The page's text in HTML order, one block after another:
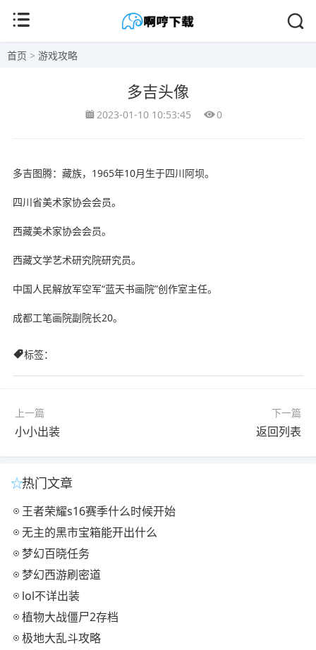
首页 > 游戏攻略
多吉头像
2023-01-10 10:53:45 0
多吉图腾：藏族，1965年10月生于四川阿坝。
四川省美术家协会会员。
西藏美术家协会会员。
西藏文学艺术研究院研究员。
中国人民解放军空军“蓝天书画院”创作室主任。
成都工笔画院副院长20。
标签：
上一篇
小小出装
下一篇
返回列表
热门文章
王者荣耀s16赛季什么时候开始
无主的黑市宝箱能开出什么
梦幻百晓任务
梦幻西游刷密道
lol不详出装
植物大战僵尸2存档
极地大乱斗攻略